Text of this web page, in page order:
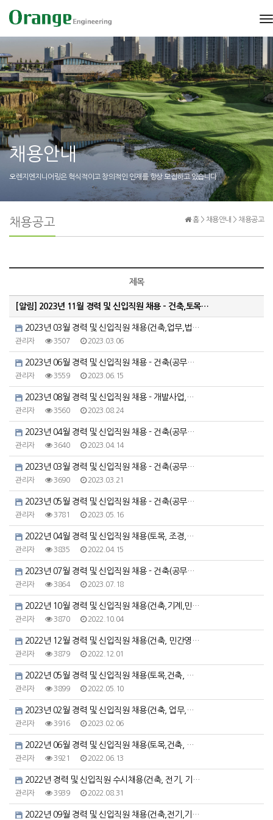
채용안내
오렌지엔지니어링은 혁식적이고 창의적인 인재를 항상 모집하고 있습니다.
홈 > 채용안내 > 채용공고
채용공고
제목
[알림] 2023년 11월 경력 및 신입직원 채용 - 건축,토목…
2023년 03월 경력 및 신입직원 채용(건축,업무,법…
관리자 3507 2023.03.06
2023년 06월 경력 및 신입직원 채용 - 건축(공무…
관리자 3559 2023.06.15
2023년 08월 경력 및 신입직원 채용 - 개발사업,…
관리자 3560 2023.08.24
2023년 04월 경력 및 신입직원 채용 - 건축(공무…
관리자 3640 2023.04.14
2023년 03월 경력 및 신입직원 채용 - 건축(공무…
관리자 3690 2023.03.21
2023년 05월 경력 및 신입직원 채용 - 건축(공무…
관리자 3781 2023.05.16
2022년 04월 경력 및 신입직원 채용(토목, 조경,…
관리자 3835 2022.04.15
2023년 07월 경력 및 신입직원 채용 - 건축(공무…
관리자 3864 2023.07.18
2022년 10월 경력 및 신입직원 채용(건축,기계,민…
관리자 3870 2022.10.04
2022년 12월 경력 및 신입직원 채용(건축, 민간영…
관리자 3879 2022.12.01
2022년 05월 경력 및 신입직원 채용(토목,건축, …
관리자 3899 2022.05.10
2023년 02월 경력 및 신입직원 채용(건축, 업무,…
관리자 3916 2023.02.06
2022년 06월 경력 및 신입직원 채용(토목,건축, …
관리자 3921 2022.06.13
2022년 경력 및 신입직원 수시채용(건축, 전기, 기…
관리자 3939 2022.08.31
2022년 09월 경력 및 신입직원 채용(건축,전기,기…